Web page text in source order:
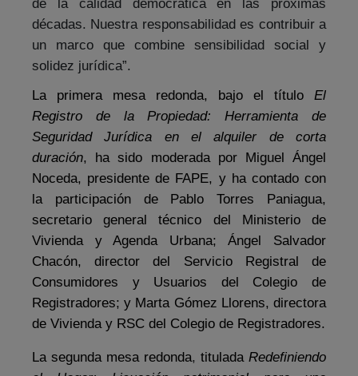
décadas. Nuestra responsabilidad es contribuir a
un marco que combine sensibilidad social y
solidez jurídica”.
La primera mesa redonda, bajo el título El
Registro de la Propiedad: Herramienta de
Seguridad Jurídica en el alquiler de corta
duración, ha sido moderada por Miguel Ángel
Noceda, presidente de FAPE, y ha contado con
la participación de Pablo Torres Paniagua,
secretario general técnico del Ministerio de
Vivienda y Agenda Urbana; Ángel Salvador
Chacón, director del Servicio Registral de
Consumidores y Usuarios del Colegio de
Registradores; y Marta Gómez Llorens, directora
de Vivienda y RSC del Colegio de Registradores.
La segunda mesa redonda, titulada Redefiniendo